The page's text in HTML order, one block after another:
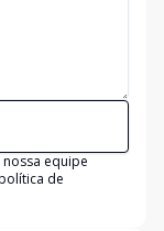
equipe
de